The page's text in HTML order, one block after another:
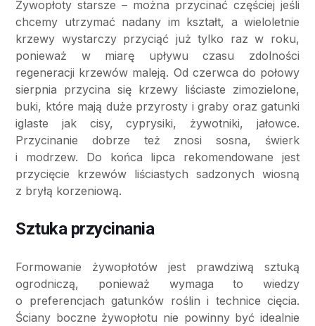
Żywopłoty starsze – można przycinać częściej jeśli
chcemy utrzymać nadany im kształt, a wieloletnie
krzewy wystarczy przyciąć już tylko raz w roku,
ponieważ w miarę upływu czasu zdolności
regeneracji krzewów maleją. Od czerwca do połowy
sierpnia przycina się krzewy liściaste zimozielone,
buki, które mają duże przyrosty i graby oraz gatunki
iglaste jak cisy, cyprysiki, żywotniki, jałowce.
Przycinanie dobrze też znosi sosna, świerk
i modrzew. Do końca lipca rekomendowane jest
przycięcie krzewów liściastych sadzonych wiosną
z bryłą korzeniową.
Sztuka przycinania
Formowanie żywopłotów jest prawdziwą sztuką
ogrodniczą, ponieważ wymaga to wiedzy
o preferencjach gatunków roślin i technice cięcia.
Ściany boczne żywopłotu nie powinny być idealnie